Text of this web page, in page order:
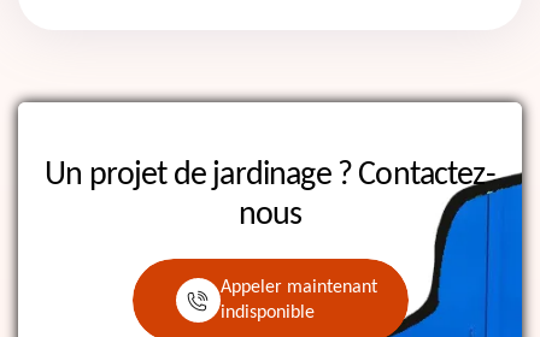
Un projet de jardinage ? Contactez-
nous
Appeler maintenant
indisponible